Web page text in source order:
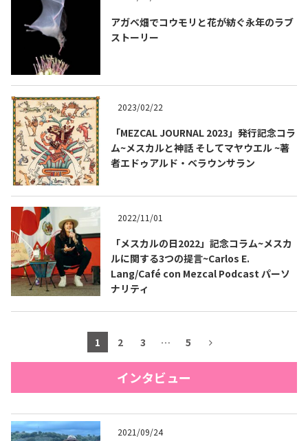
アガベ畑でコウモリと花が紡ぐ永年のラブ
ストーリー
2023/02/22
「MEZCAL JOURNAL 2023」発行記念コラ
ム~メスカルと神話 そしてマヤウエル ~著
者エドゥアルド・ベラウンサラン
2022/11/01
「メスカルの日2022」記念コラム~メスカ
ルに関する3つの提言~Carlos E.
Lang/Café con Mezcal Podcast パーソ
ナリティ
1 2 3 … 5
インタビュー
2021/09/24